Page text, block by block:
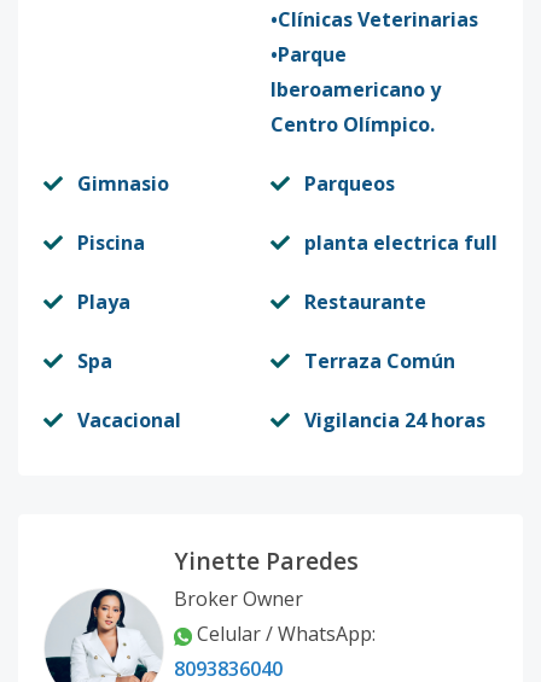
•Clínicas Veterinarias
•Parque
Iberoamericano y
Centro Olímpico.
Gimnasio Parqueos
Piscina planta electrica full
Playa Restaurante
Spa Terraza Común
Vacacional Vigilancia 24 horas
Yinette Paredes
Broker Owner
Celular / WhatsApp:
8093836040